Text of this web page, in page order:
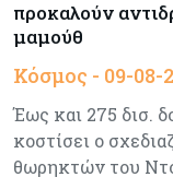
και οι
Κόσμος
Πόσα
προκαλούν
μαμούθ
Κόσμος - 09-08-
Έως και 275 δισ.
κοστίσει ο
θωρηκτών του